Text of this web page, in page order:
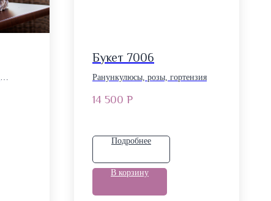
Букет 7006
Ранункулюсы, розы, гортензия
14 500 Р
Подробнее
В корзину